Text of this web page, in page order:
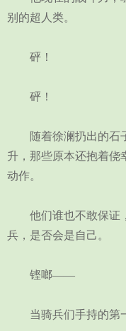
别的超人类。
砰！
砰！
随着徐澜扔出的石子
升，那些原本还抱着侥
动作。
他们谁也不敢保证，
兵，是否会是自己。
铿啷——
当骑兵们手持的第一